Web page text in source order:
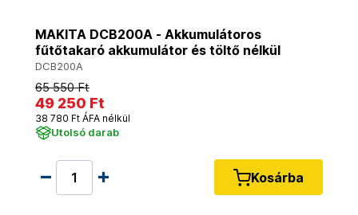
MAKITA DCB200A - Akkumulátoros
fűtőtakaró akkumulátor és töltő nélkül
DCB200A
65 550 Ft
49 250 Ft
38 780 Ft ÁFA nélkül
Utolsó darab
Kosárba